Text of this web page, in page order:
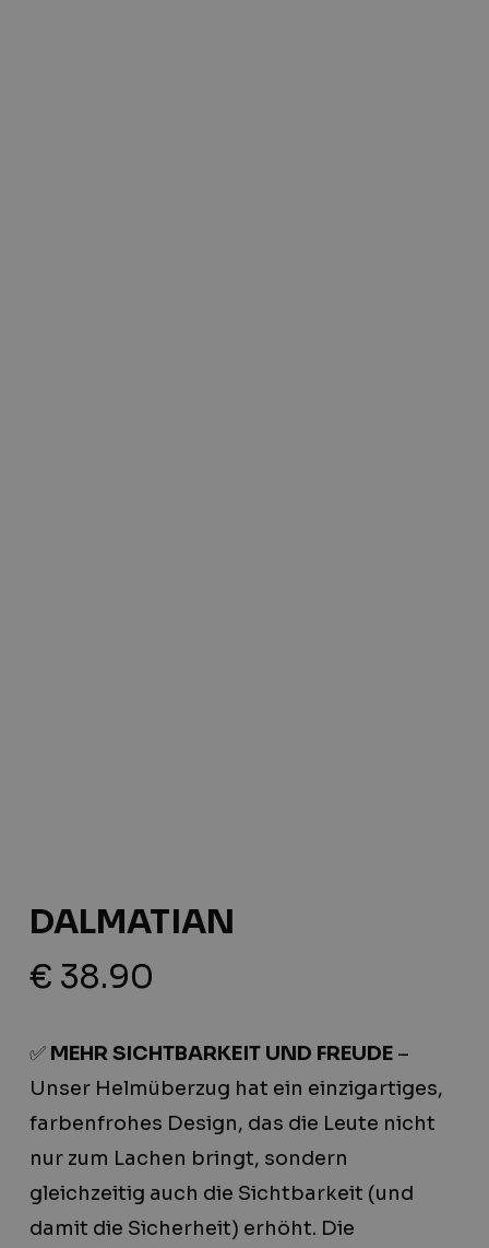
DALMATIAN
€ 38.90
✅ MEHR SICHTBARKEIT UND FREUDE –
Unser Helmüberzug hat ein einzigartiges,
farbenfrohes Design, das die Leute nicht
nur zum Lachen bringt, sondern
gleichzeitig auch die Sichtbarkeit (und
damit die Sicherheit) erhöht. Die